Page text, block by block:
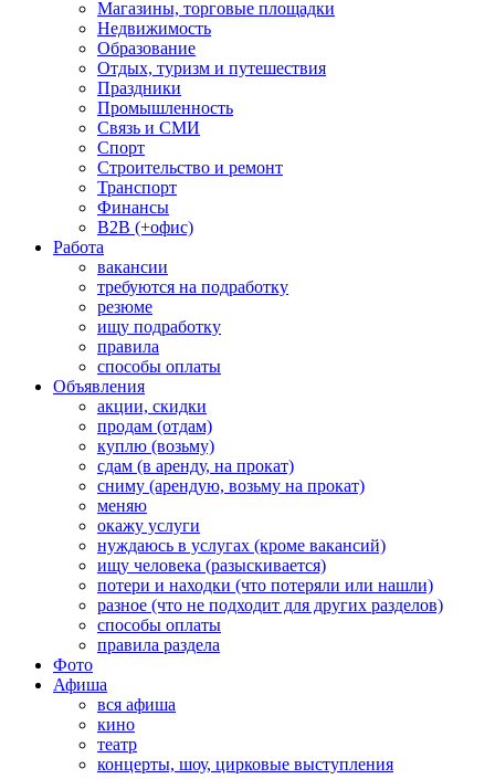
Магазины, торговые площадки
Недвижимость
Образование
Отдых, туризм и путешествия
Праздники
Промышленность
Связь и СМИ
Спорт
Строительство и ремонт
Транспорт
Финансы
B2B (+офис)
Работа
вакансии
требуются на подработку
резюме
ищу подработку
правила
способы оплаты
Объявления
акции, скидки
продам (отдам)
куплю (возьму)
сдам (в аренду, на прокат)
сниму (арендую, возьму на прокат)
меняю
окажу услуги
нуждаюсь в услугах (кроме вакансий)
ищу человека (разыскивается)
потери и находки (что потеряли или нашли)
разное (что не подходит для других разделов)
способы оплаты
правила раздела
Фото
Афиша
вся афиша
кино
театр
концерты, шоу, цирковые выступления